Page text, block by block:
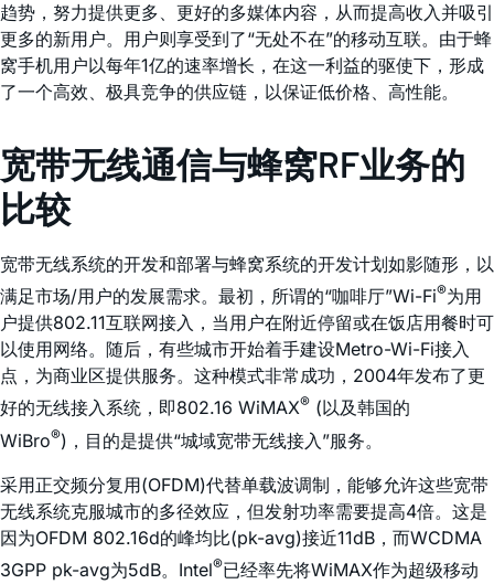
趋势，努力提供更多、更好的多媒体内容，从而提高收入并吸引
更多的新用户。用户则享受到了“无处不在”的移动互联。由于蜂
窝手机用户以每年1亿的速率增长，在这一利益的驱使下，形成
了一个高效、极具竞争的供应链，以保证低价格、高性能。
宽带无线通信与蜂窝RF业务的
比较
宽带无线系统的开发和部署与蜂窝系统的开发计划如影随形，以
满足市场/用户的发展需求。最初，所谓的“咖啡厅”Wi-Fi®为用
户提供802.11互联网接入，当用户在附近停留或在饭店用餐时可
以使用网络。随后，有些城市开始着手建设Metro-Wi-Fi接入
点，为商业区提供服务。这种模式非常成功，2004年发布了更
好的无线接入系统，即802.16 WiMAX® (以及韩国的
WiBro®)，目的是提供“城域宽带无线接入”服务。
采用正交频分复用(OFDM)代替单载波调制，能够允许这些宽带
无线系统克服城市的多径效应，但发射功率需要提高4倍。这是
因为OFDM 802.16d的峰均比(pk-avg)接近11dB，而WCDMA
3GPP pk-avg为5dB。Intel®已经率先将WiMAX作为超级移动